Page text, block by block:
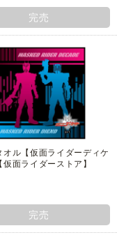
完売
オル【仮面ライダーディケ
仮面ライダーストア】
完売